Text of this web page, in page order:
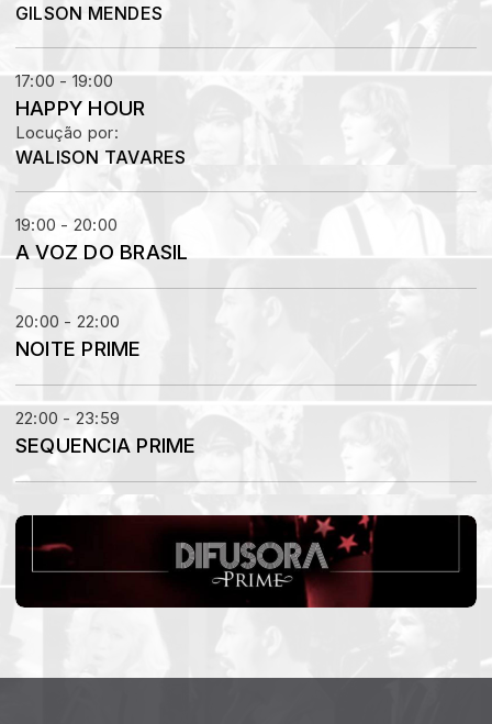
GILSON MENDES
17:00 - 19:00
HAPPY HOUR
Locução por:
WALISON TAVARES
19:00 - 20:00
A VOZ DO BRASIL
20:00 - 22:00
NOITE PRIME
22:00 - 23:59
SEQUENCIA PRIME